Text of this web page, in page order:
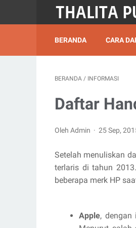
BERANDA CARA
BERANDA / INFORMASI
Daftar
Oleh Admin 25 Sep,
Setelah menuliskan
terlaris di tahun
beberapa merk HP
Apple, dengan